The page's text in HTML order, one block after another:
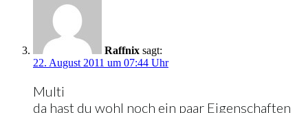
Raffnix sagt:
22. August 2011 um 07:44 Uhr
Multi
da hast du wohl noch ein paar Eigenschaften